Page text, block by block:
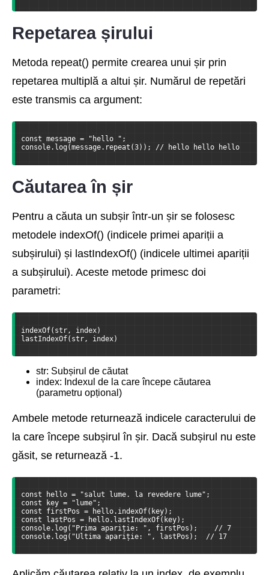
Repetarea șirului
Metoda repeat() permite crearea unui șir prin
repetarea multiplă a altui șir. Numărul de repetări
este transmis ca argument:
const message = "hello ";
console.log(message.repeat(3)); // hello hello hello
Căutarea în șir
Pentru a căuta un subșir într-un șir se folosesc
metodele indexOf() (indicele primei apariții a
subșirului) și lastIndexOf() (indicele ultimei apariții
a subșirului). Aceste metode primesc doi
parametri:
indexOf(str, index)
lastIndexOf(str, index)
str: Subșirul de căutat
index: Indexul de la care începe căutarea
(parametru opțional)
Ambele metode returnează indicele caracterului de
la care începe subșirul în șir. Dacă subșirul nu este
găsit, se returnează -1.
const hello = "salut lume. la revedere lume";
const key = "lume";
const firstPos = hello.indexOf(key);
const lastPos = hello.lastIndexOf(key);
console.log("Prima apariție: ", firstPos);    // 7
console.log("Ultima apariție: ", lastPos);  // 17